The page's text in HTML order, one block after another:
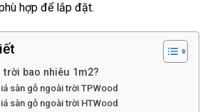
hợp để lắp đặt.
trời bao nhiêu 1m2?
sàn gỗ ngoài trời TPWood
sàn gỗ ngoài trời HTWood